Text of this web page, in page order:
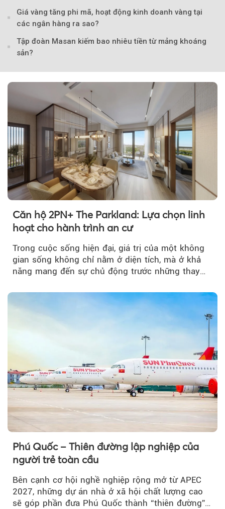
Giá vàng tăng phi mã, hoạt động kinh doanh vàng tại
các ngân hàng ra sao?
Tập đoàn Masan kiếm bao nhiêu tiền từ mảng khoáng
sản?
Căn hộ 2PN+ The Parkland: Lựa chọn linh
hoạt cho hành trình an cư
Trong cuộc sống hiện đại, giá trị của một không
gian sống không chỉ nằm ở diện tích, mà ở khả
năng mang đến sự chủ động trước những thay
Phú Quốc – Thiên đường lập nghiệp của
người trẻ toàn cầu
Bên cạnh cơ hội nghề nghiệp rộng mở từ APEC
2027, những dự án nhà ở xã hội chất lượng cao
sẽ góp phần đưa Phú Quốc thành “thiên đường”